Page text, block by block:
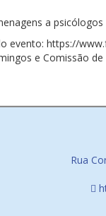
a
evento: https://
e Comissão de
Rua